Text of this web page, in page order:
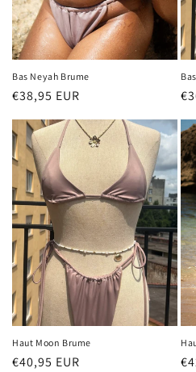
n
:
Bas Neyah Brume
Prix
habituel
€38,95 EUR
Haut Moon Brume
Prix
€40,95 EUR